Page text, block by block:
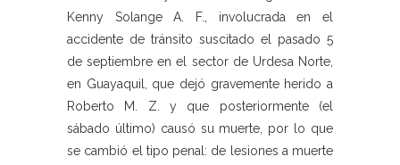
Kenny Solange A. F., involucrada en el
accidente de tránsito suscitado el pasado 5
de septiembre en el sector de Urdesa Norte,
en Guayaquil, que dejó gravemente herido a
Roberto M. Z. y que posteriormente (el
sábado último) causó su muerte, por lo que
se cambió el tipo penal: de lesiones a muerte